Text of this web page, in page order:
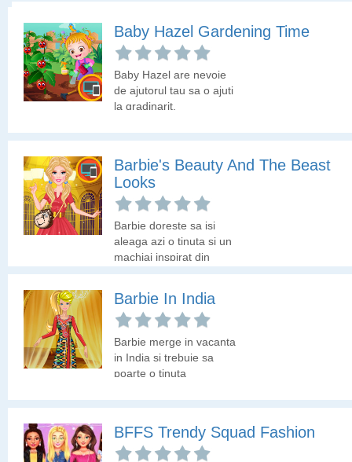
Barbie's Instagram Life
Barbie foloseste
Instagram. Are un profil
pe care doreste sa-l
postari, doua postari cu
diferite evenimente si o
postare cu machiajul
folosit. Hai sa o ajutam
sa faca cele mai bune
alegeri pentru Instagram!
camera. Esti gata sa o
a decorului in camera?
Baby Hazel Gardening Time
Baby Hazel are nevoie
de ajutorul tau sa o ajuti
la gradinarit.
Barbie's Beauty And The Beast
Looks
Barbie doreste sa isi
aleaga azi o tinuta si un
machiaj inspirat din
povstea "Frumoasa si
arate ca un personaj de
poveste?
Barbie In India
Barbie merge in vacanta
in India si trebuie sa
poarte o tinuta
BFFS Trendy Squad Fashion